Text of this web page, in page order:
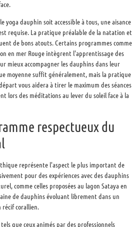
yoga dauphin soit accessible à tous, une aisance
requise. La pratique préalable de la natation et
de bons atouts. Certains programmes comme
en mer Rouge intègrent l'apprentissage des
mieux accompagner les dauphins dans leur
moyenne suffit généralement, mais la pratique
vous aidera à tirer le maximum des séances
lors des méditations au lever du soleil face à la
respectueux du
représente l'aspect le plus important de
pour des expériences avec des dauphins
comme celles proposées au lagon Sataya en
de dauphins évoluant librement dans un
corallien.
que ceux animés par des professionnels